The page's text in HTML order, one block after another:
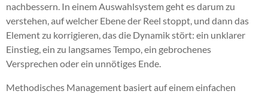
nachbessern. In einem Auswahlsystem geht es darum zu
verstehen, auf welcher Ebene der Reel stoppt, und dann das
Element zu korrigieren, das die Dynamik stört: ein unklarer
Einstieg, ein zu langsames Tempo, ein gebrochenes
Versprechen oder ein unnötiges Ende.
Methodisches Management basiert auf einem einfachen